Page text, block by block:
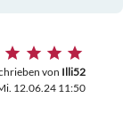
von Illi52
12.06.24 11:50